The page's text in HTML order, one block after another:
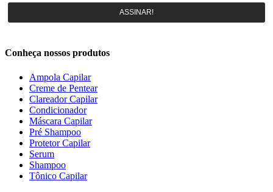
ASSINAR!
Conheça nossos produtos
Ampola Capilar
Creme de Pentear
Clareador Capilar
Condicionador
Máscara Capilar
Pré Shampoo
Protetor Capilar
Serum
Shampoo
Tônico Capilar